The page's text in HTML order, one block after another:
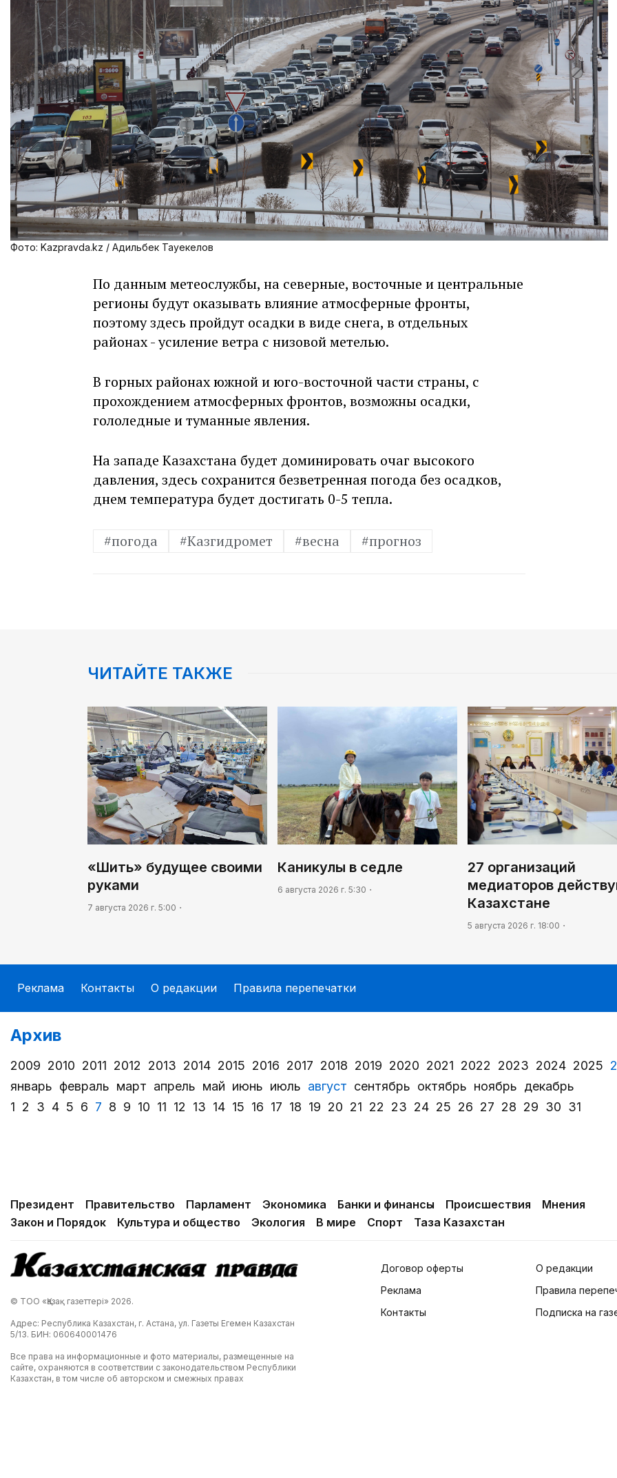
Фото: Kazpravda.kz / Адильбек Тауекелов
По данным метеослужбы, на северные, восточные и центральные
регионы будут оказывать влияние атмосферные фронты,
поэтому здесь пройдут осадки в виде снега, в отдельных
районах - усиление ветра с низовой метелью.
В горных районах южной и юго-восточной части страны, с
прохождением атмосферных фронтов, возможны осадки,
гололедные и туманные явления.
На западе Казахстана будет доминировать очаг высокого
давления, здесь сохранится безветренная погода без осадков,
днем температура будет достигать 0-5 тепла.
#погода #Казгидромет #весна #прогноз
ЧИТАЙТЕ ТАКЖЕ
«Шить» будущее своими
руками
7 августа 2026 г. 5:00
Каникулы в седле
6 августа 2026 г. 5:30
27 организаций
медиаторов
Казахстане
5 августа 2026 г. 18:00
Реклама Контакты О редакции Правила перепечатки
Архив
2009 2010 2011 2012 2013 2014 2015 2016 2017 2018 2019 2020 2021 2022 2023 2024 2025
январь февраль март апрель май июнь июль август сентябрь октябрь ноябрь декабрь
1 2 3 4 5 6 7 8 9 10 11 12 13 14 15 16 17 18 19 20 21 22 23 24 25 26 27 28 29 30 31
Президент Правительство Парламент Экономика Банки и финансы Происшествия
Мнения
Закон и Порядок
Культура и общество Экология В мире Спорт Таза Казахстан
Договор оферты
Реклама
Контакты
О редакции
Правила
Подписка на
© ТОО «Қазақ газеттері» 2026.
Адрес: Республика Казахстан, г. Астана, ул. Газеты Егемен Казахстан
5/13. БИН: 060640001476
Все права на информационные и фото материалы, размещенные на
сайте, охраняются в соответствии с законодательством Республики
Казахстан, в том числе об авторском и смежных правах